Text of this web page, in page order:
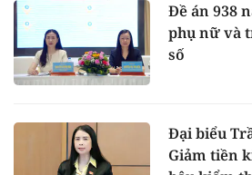
Đề án 938
phụ nữ và
số
Đại biểu
Giảm tiền